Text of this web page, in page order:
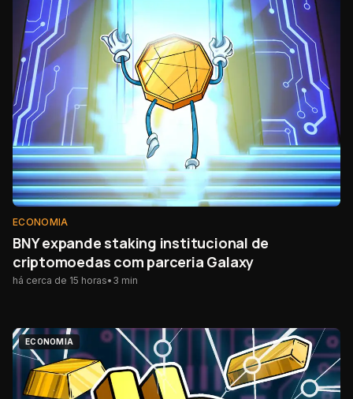
ECONOMIA
BNY expande staking institucional de
criptomoedas com parceria Galaxy
há cerca de 15 horas• 3 min
ECONOMIA